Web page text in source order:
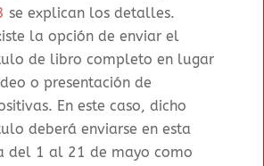
se explican los detalles.
la opción de enviar el
de libro completo en lugar
o presentación de
En este caso, dicho
deberá enviarse en esta
del 1 al 21 de mayo como